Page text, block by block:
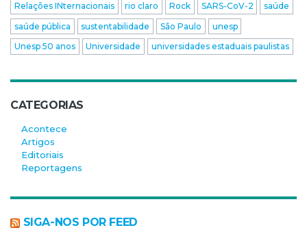
Relações INternacionais
rio claro Rock SARS-CoV-2
saúde
saúde pública
sustentabilidade São Paulo
unesp
Unesp 50 anos
Universidade universidades estaduais paulistas
CATEGORIAS
Acontece
Artigos
Editoriais
Reportagens
SIGA-NOS POR FEED